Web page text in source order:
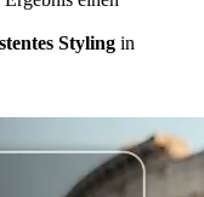
Styling in